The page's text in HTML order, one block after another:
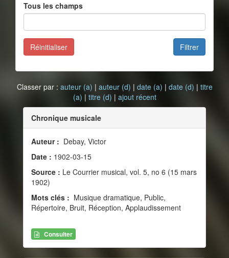
Tous les champs
Filtrer
Réinitialiser
Classer par : auteur (a) | auteur (d) | date (a) | date (d) | titre
(a) | titre (d) | ajout récent
Chronique musicale
Auteur : Debay, Victor
Date : 1902-03-15
Source : Le Courrier musical, vol. 5, no 6 (15 mars
1902)
Mots clés : Musique dramatique, Public,
Répertoire, Bruit, Réception, Applaudissement
Consulter